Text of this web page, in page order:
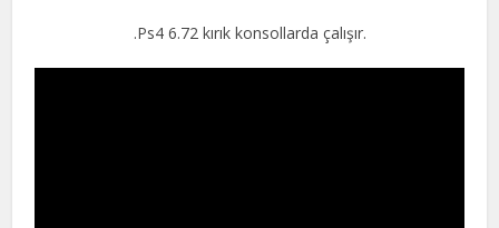
.Ps4 6.72 kırık konsollarda çalışır.